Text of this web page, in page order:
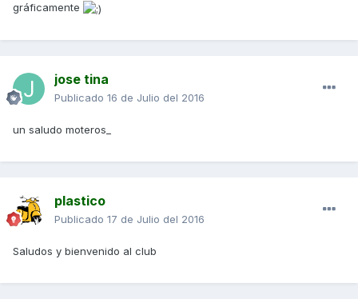
gráficamente
jose tina
Publicado 16 de Julio del 2016
un saludo moteros_
plastico
Publicado 17 de Julio del 2016
Saludos y bienvenido al club